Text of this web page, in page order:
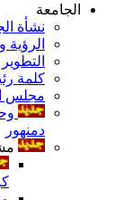
الجامعة
نشأة
الرؤية
كلمة
مجلس
دمنهور